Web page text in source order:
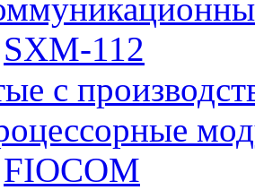
SXM-112
с
FIOCOM